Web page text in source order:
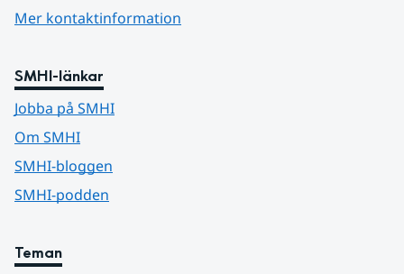
Mer kontaktinformation
SMHI-länkar
Jobba på SMHI
Om SMHI
SMHI-bloggen
SMHI-podden
Teman